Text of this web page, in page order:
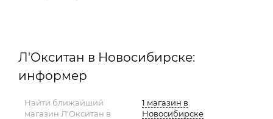
Л'Окситан в Новосибирске:
информер
Найти ближайший
магазин Л'Окситан в
1 магазин в
Новосибирске